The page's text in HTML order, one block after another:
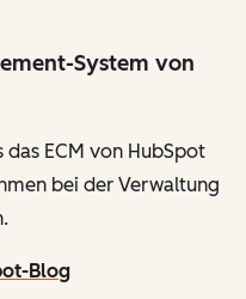
System von
das ECM von HubSpot
bei der Verwaltung
Blog